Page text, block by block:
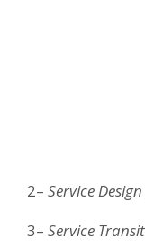
2– Service Design
3– Service